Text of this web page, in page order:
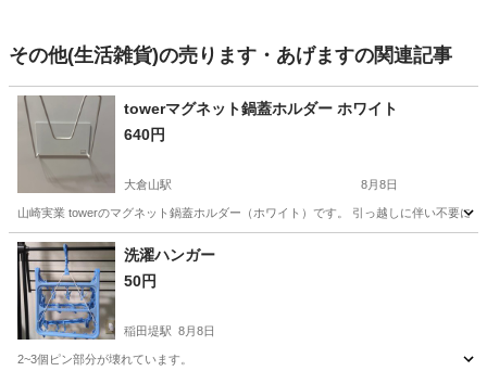
その他(生活雑貨)の売ります・あげますの関連記事
towerマグネット鍋蓋ホルダー ホワイト
640円
大倉山駅 8月8日
山崎実業 towerのマグネット鍋蓋ホルダー（ホワイト）です。 引っ越しに伴い不要に
神奈川 横浜市 大倉山駅
洗濯ハンガー
50円
稲田堤駅 8月8日
2~3個ピン部分が壊れています。